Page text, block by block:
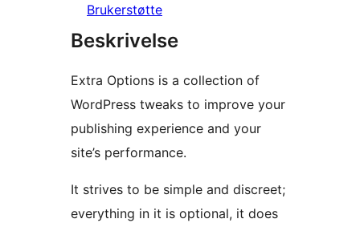
Brukerstøtte
Beskrivelse
Extra Options is a collection of
WordPress tweaks to improve your
publishing experience and your
site’s performance.
It strives to be simple and discreet;
everything in it is optional, it does